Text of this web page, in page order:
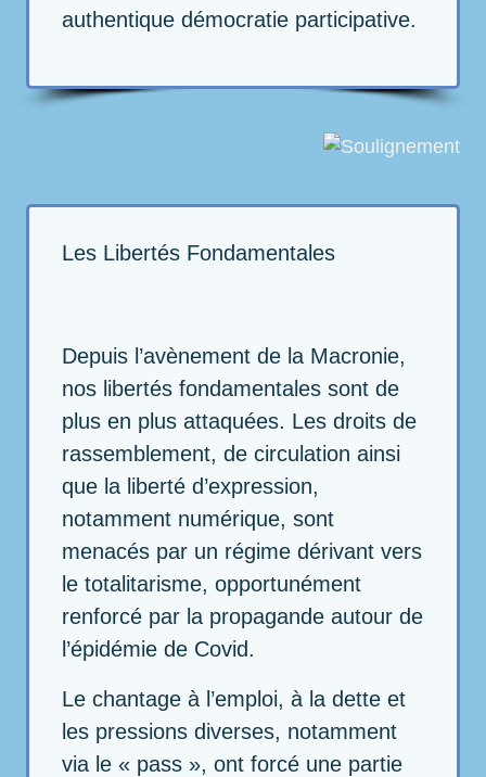
authentique démocratie participative.
Les Libertés Fondamentales
Depuis l’avènement de la Macronie,
nos libertés fondamentales sont de
plus en plus attaquées. Les droits de
rassemblement, de circulation ainsi
que la liberté d’expression,
notamment numérique, sont
menacés par un régime dérivant vers
le totalitarisme, opportunément
renforcé par la propagande autour de
l’épidémie de Covid.
Le chantage à l’emploi, à la dette et
les pressions diverses, notamment
via le « pass », ont forcé une partie